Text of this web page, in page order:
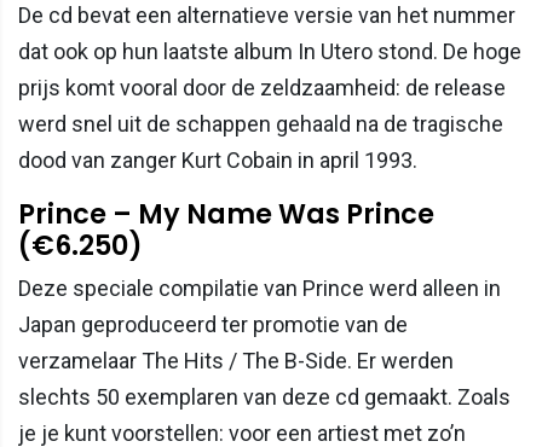
De cd bevat een alternatieve versie van het nummer
dat ook op hun laatste album In Utero stond. De hoge
prijs komt vooral door de zeldzaamheid: de release
werd snel uit de schappen gehaald na de tragische
dood van zanger Kurt Cobain in april 1993.
Prince – My Name Was Prince
(€6.250)
Deze speciale compilatie van Prince werd alleen in
Japan geproduceerd ter promotie van de
verzamelaar The Hits / The B-Side. Er werden
slechts 50 exemplaren van deze cd gemaakt. Zoals
je je kunt voorstellen: voor een artiest met zo’n